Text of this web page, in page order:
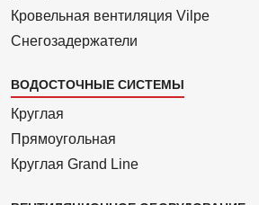
Кровельная вентиляция Vilpe
Снегозадержатели
ВОДОСТОЧНЫЕ СИСТЕМЫ
Круглая
Прямоуголь­ная
Круглая Grand Line